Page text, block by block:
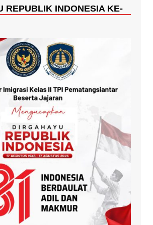
REPUBLIK INDONESIA KE-